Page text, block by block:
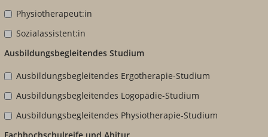
Physiotherapeut:in
Sozialassistent:in
Ausbildungsbegleitendes Studium
Ausbildungsbegleitendes Ergotherapie-Studium
Ausbildungsbegleitendes Logopädie-Studium
Ausbildungsbegleitendes Physiotherapie-Studium